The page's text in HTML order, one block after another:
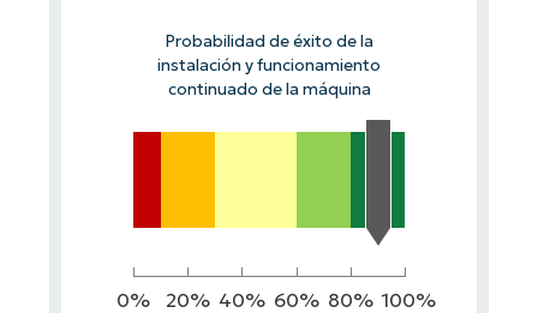
Probabilidad de éxito de la
instalación y funcionamiento
continuado de la máquina
0% 20% 40% 60% 80% 100%